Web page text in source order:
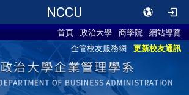
NCCU
首頁 政治大學 商學院
網站導覽
企管校友服務網
更新校友通訊